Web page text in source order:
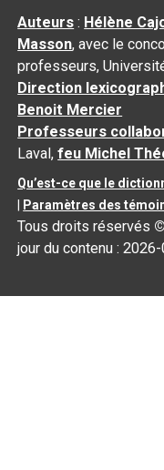
Auteurs : Hélène
Masson, avec le
professeurs,
Direction
Benoit Mercier
Professeurs
Laval,feu Michel
Qu’est-ce que le
Paramètres des
Tous droits réservés ©
jour du contenu :